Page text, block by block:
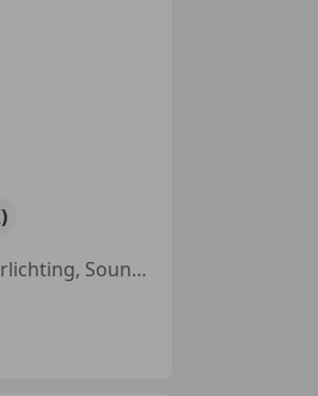
Met onderhoudshistorie, Garantie, Nieuwe APK, Stoelverwarming, Navigatiesysteem, Sfeerverlichting, Sound system, Elektrische stoelverstelling